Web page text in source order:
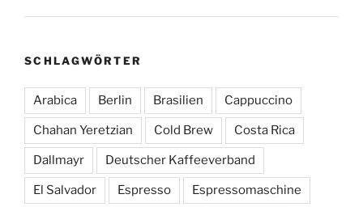
SCHLAGWÖRTER
Arabica Berlin Brasilien Cappuccino
Chahan Yeretzian Cold Brew Costa Rica
Dallmayr Deutscher Kaffeeverband
El Salvador Espresso Espressomaschine